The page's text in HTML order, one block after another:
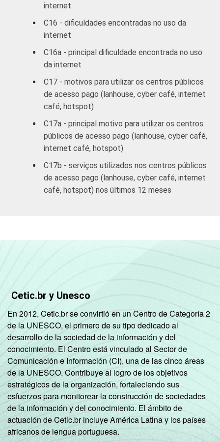
SITUAÇÃO
EMPREGO
Desempregado 51
Não integra a
população
economicamente
ativa
75
1Base ponderada: 9.932 entrevistados que
usaram a Internet nos últimos três meses
(amostra principal +oversamplede usuários
família e a posse de uma série de utensílios
E).
Nesta categoria estão contabilizados os
estudantes, aposentados e as donas de
casa.
Fonte: NIC.br - set/nov 2010
internet
C16 - dificuldades encontradas no uso da
internet
C16a - principal dificuldade encontrada no uso
da internet
C17 - motivos para utilizar os centros públicos
de acesso pago (lanhouse, cyber café, internet
café, hotspot)
C17a - principal motivo para utilizar os centros
públicos de acesso pago (lanhouse, cyber café,
internet café, hotspot)
C17b - serviços utilizados nos centros públicos
de acesso pago (lanhouse, cyber café, internet
café, hotspot) nos últimos 12 meses
Cetic.br y Unesco
En 2012, Cetic.br se convirtió en un Centro de Categoría 2
de la UNESCO, el primero de su tipo dedicado al
desarrollo de la sociedad de la información y del
conocimiento. El Centro está vinculado al Sector de
Comunicación e Información (CI), una de las cinco áreas
de la UNESCO. Contribuye al logro de los objetivos
estratégicos de la organización, fortaleciendo sus
esfuerzos para monitorear la construcción de sociedades
de la información y del conocimiento. El ámbito de
actuación de Cetic.br incluye América Latina y los países
africanos de lengua portuguesa.